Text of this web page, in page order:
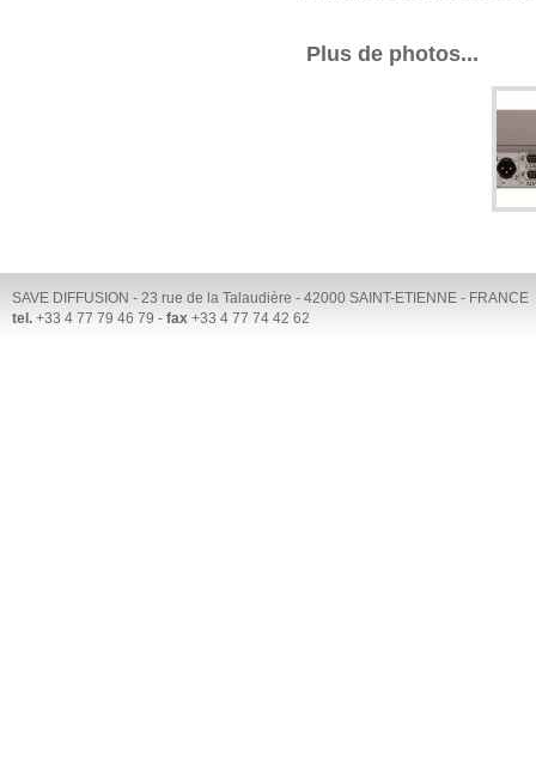
Plus de photos...
SAVE DIFFUSION - 23 rue de la Talaudière - 42000 SAINT-ETIENNE - FRANCE
tel. +33 4 77 79 46 79 - fax +33 4 77 74 42 62